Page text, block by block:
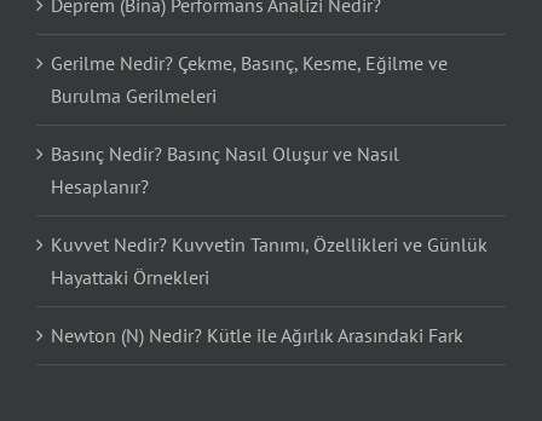
Gerilme Nedir? Çekme, Basınç, Kesme, Eğilme ve
Burulma Gerilmeleri
Basınç Nedir? Basınç Nasıl Oluşur ve Nasıl
Hesaplanır?
Kuvvet Nedir? Kuvvetin Tanımı, Özellikleri ve Günlük
Hayattaki Örnekleri
Newton (N) Nedir? Kütle ile Ağırlık Arasındaki Fark